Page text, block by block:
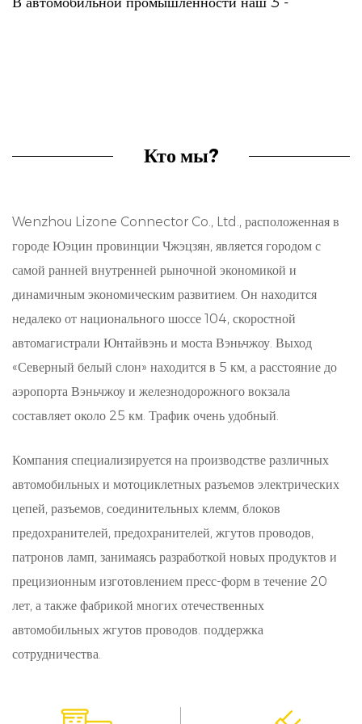
безопасности транспортных средств, способствуя
новые энергетические транспортные средства,
подчеркивает его универсальность и
адаптируемость в различных условиях.
Качество и надежность:
внимание качеству и надежности во всех аспектах
Разработанные в соответствии с отраслевыми
стандартами, наши разъемы проходят тщательные
испытания для обеспечения хорошей работы в
различных условиях. Уделяя особое внимание
долговечности и долговечности, наши разъемы
обеспечивают последовательную и надежную
функциональность, даже в сложных условиях.
Кто мы?
Wenzhou Lizone Connector Co., Ltd., расположенная в
городе Юэцин провинции Чжэцзян, является городом с
самой ранней внутренней рыночной экономикой и
динамичным экономическим развитием. Он находится
недалеко от национального шоссе 104, скоростной
автомагистрали Юнтайвэнь и моста Вэньчжоу. Выход
«Северный белый слон» находится в 5 км, а расстояние до
аэропорта Вэньчжоу и железнодорожного вокзала
составляет около 25 км. Трафик очень удобный.
Компания специализируется на производстве различных
автомобильных и мотоциклетных разъемов электрических
цепей, разъемов, соединительных клемм, блоков
предохранителей, предохранителей, жгутов проводов,
патронов ламп, занимаясь разработкой новых продуктов и
прецизионным изготовлением пресс-форм в течение 20
лет, а также фабрикой многих отечественных
автомобильных жгутов проводов. поддержка
сотрудничества.